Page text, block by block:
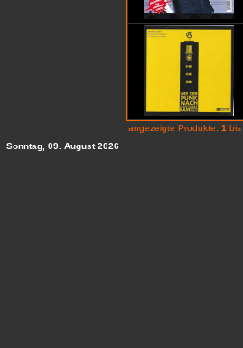
angezeigte Produkte: 1 bis
Sonntag, 09. August 2026